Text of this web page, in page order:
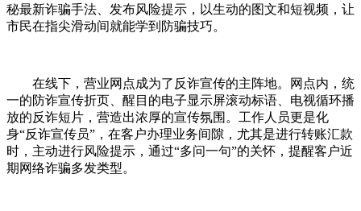
秘最新诈骗手法、发布风险提示，以生动的图文和短视频，让
市民在指尖滑动间就能学到防骗技巧。
在线下，营业网点成为了反诈宣传的主阵地。网点内，统
一的防诈宣传折页、醒目的电子显示屏滚动标语、电视循环播
放的反诈短片，营造出浓厚的宣传氛围。工作人员更是化
身“反诈宣传员”，在客户办理业务间隙，尤其是进行转账汇款
时，主动进行风险提示，通过“多问一句”的关怀，提醒客户近
期网络诈骗多发类型。